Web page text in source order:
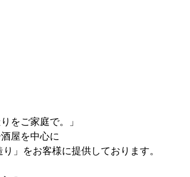
をご家庭で。」
屋を中心に
」をお客様に提供しております。